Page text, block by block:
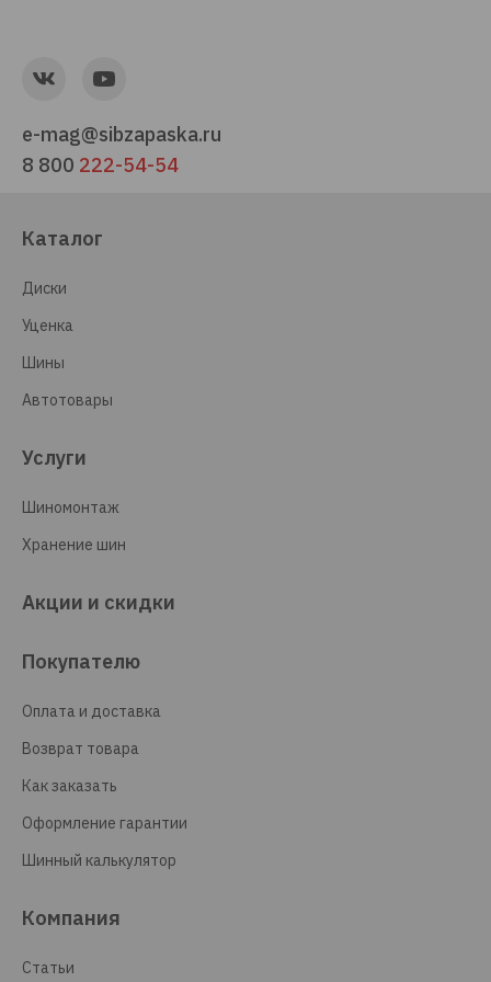
e-mag@sibzapaska.ru
8 800 222-54-54
Каталог
Диски
Уценка
Шины
Автотовары
Услуги
Шиномонтаж
Хранение шин
Акции и скидки
Покупателю
Оплата и доставка
Возврат товара
Как заказать
Оформление гарантии
Шинный калькулятор
Компания
Статьи